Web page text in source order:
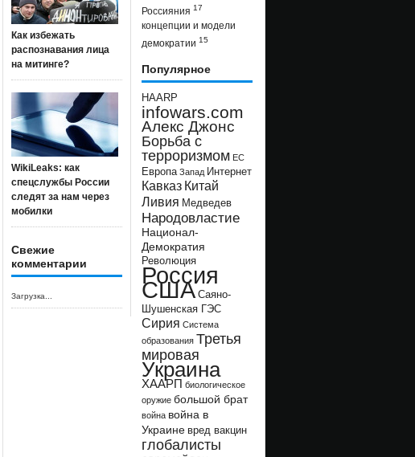
Как избежать
распознавания лица
на митинге?
WikiLeaks: как
спецслужбы России
следят за нам через
мобилки
Свежие
комментарии
Загрузка...
Россияния 17
концепции и модели
демократии 15
Популярное
HAARP
infowars.com
Алекс Джонс
Борьба с
терроризмом ЕС
Европа Запад Интернет
Кавказ Китай
Ливия Медведев
Народовластие
Национал-
Демократия
Революция
Россия
США Саяно-
Шушенская ГЭС
Сирия Система
образования Третья
мировая
Украина
ХААРП биологическое
оружие большой брат
война война в
Украине вред вакцин
глобалисты